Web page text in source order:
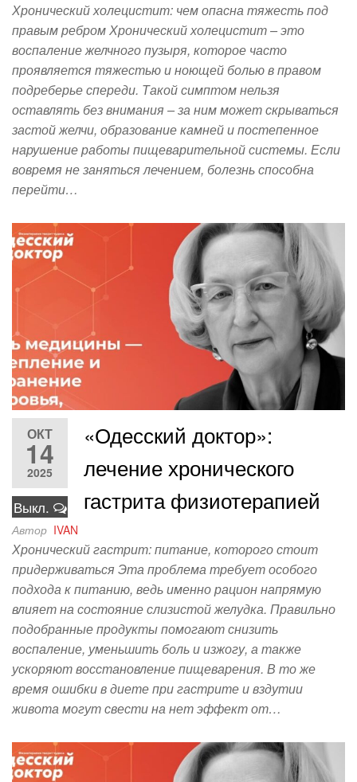
Хронический холецистит: чем опасна тяжесть под
правым ребром Хронический холецистит – это
воспаление желчного пузыря, которое часто
проявляется тяжестью и ноющей болью в правом
подреберье спереди. Такой симптом нельзя
оставлять без внимания – за ним может скрываться
застой желчи, образование камней и постепенное
нарушение работы пищеварительной системы. Если
вовремя не заняться лечением, болезнь способна
перейти…
ОКТ
14
2025
Выкл.
«Одесский доктор»:
лечение хронического
гастрита физиотерапией
Автор IVAN
Хронический гастрит: питание, которого стоит
придерживаться Эта проблема требует особого
подхода к питанию, ведь именно рацион напрямую
влияет на состояние слизистой желудка. Правильно
подобранные продукты помогают снизить
воспаление, уменьшить боль и изжогу, а также
ускоряют восстановление пищеварения. В то же
время ошибки в диете при гастрите и вздутии
живота могут свести на нет эффект от…